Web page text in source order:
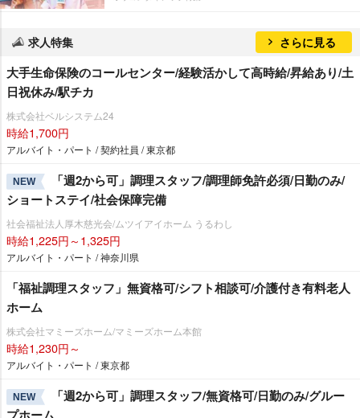
求人特集 さらに見る
大手生命保険のコールセンター/経験活かして高時給/昇給あり/土
日祝休み/駅チカ
株式会社ベルシステム24
時給1,700円
アルバイト・パート / 契約社員 / 東京都
NEW
「週2から可」調理スタッフ/調理師免許必須/日勤のみ/
ショートステイ/社会保障完備
社会福祉法人厚木慈光会/ムツイアイホーム うるわし
時給1,225円～1,325円
アルバイト・パート / 神奈川県
「福祉調理スタッフ」無資格可/シフト相談可/介護付き有料老人
ホーム
株式会社マミーズホーム/マミーズホーム本館
時給1,230円～
アルバイト・パート / 東京都
NEW
「週2から可」調理スタッフ/無資格可/日勤のみ/グルー